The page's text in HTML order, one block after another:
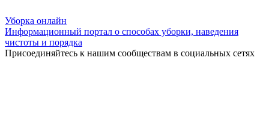
Уборка онлайн
Информационный портал о способах уборки, наведения
чистоты и порядка
Присоединяйтесь к нашим сообществам в социальных сетях